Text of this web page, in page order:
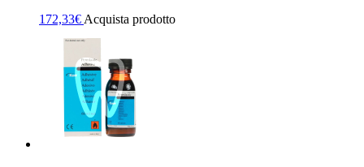
172,33€ Acquista prodotto